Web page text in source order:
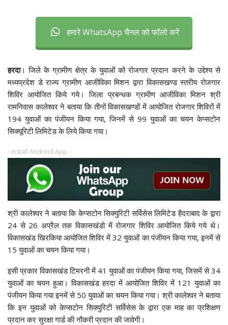
हमारे WhatsApp चैनल को फॉलो करें
हरदा। जिले के ग्रामीण क्षेत्र के युवाओं को रोजगार प्रदान करने के उद्देश्य से
मध्यप्रदेश डे राज्य ग्रामीण आजीविका मिशन द्वारा विकासखण्ड स्तरीय रोजगार
शिविर आयोजित किये गये। जिला प्रबन्धक ग्रामीण आजीविका मिशन श्री
रामनिवास कालेश्वर ने बताया कि तीनों विकासखण्डों में आयोजित रोजगार शिविरों में
194 युवाओं का पंजीयन किया गया, जिनमें से 99 युवाओं का चयन केप्सटोन
सिक्यूरिटी लिमिटेड के लिये किया गया।
- Install Android App -
श्री कालेश्वर ने बताया कि केप्सटोन सिक्युरिटी सर्विसेस लिमिटेड हैदराबाद के द्वारा
24 से 26 अप्रैल तक विकासखंडो में रोजगार शिविर आयोजित किये गये थे।
विकासखंड खिरकिया आयोजित शिविर में 32 युवाओं का पंजीयन किया गया, इनमें से
15 युवाओं का चयन किया गया।
इसी प्रकार विकासखंड टिमरनी में 41 युवाओं का पंजीयन किया गया, जिसमें से 34
युवाओं का चयन हुआ। विकासखंड हरदा में आयोजित शिविर में 121 युवाओं का
पंजीयन किया गया इनमें से 50 युवाओं का चयन किया गया। श्री कालेश्वर ने बताया
कि इन युवाओं को केप्सटोन सिक्युरिटी सर्विसेस के द्वारा एक माह का प्रशिक्षण
प्रदान कर सुरक्षा गार्ड की नौकरी प्रदान की जावेगी।